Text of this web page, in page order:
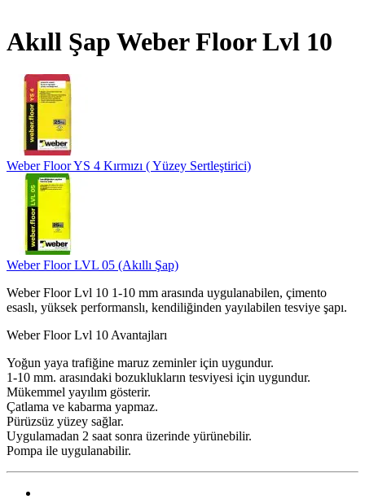
Akıll Şap Weber Floor Lvl 10
Weber Floor YS 4 Kırmızı ( Yüzey Sertleştirici)
Weber Floor LVL 05 (Akıllı Şap)
Weber Floor Lvl 10 1-10 mm arasında uygulanabilen, çimento
esaslı, yüksek performanslı, kendiliğinden yayılabilen tesviye şapı.
Weber Floor Lvl 10 Avantajları
Yoğun yaya trafiğine maruz zeminler için uygundur.
1-10 mm. arasındaki bozuklukların tesviyesi için uygundur.
Mükemmel yayılım gösterir.
Çatlama ve kabarma yapmaz.
Pürüzsüz yüzey sağlar.
Uygulamadan 2 saat sonra üzerinde yürünebilir.
Pompa ile uygulanabilir.